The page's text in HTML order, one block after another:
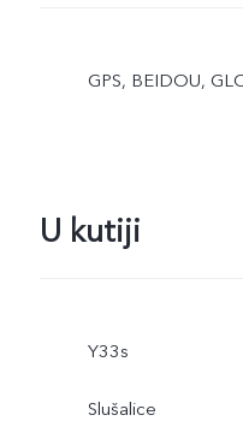
GPS, BEIDOU,
U kutiji
Y33s
Slušalice